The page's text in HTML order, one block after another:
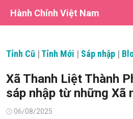
Hành Chính Việt Nam
Tỉnh Cũ | Tỉnh Mới | Sáp nhập |
Xã Thanh Liệt Thành
sáp nhập từ những Xã
Đăng06/08/2025